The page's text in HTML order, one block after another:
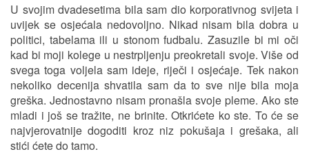
U svojim dvadesetima bila sam dio korporativnog svijeta i
uvijek se osjećala nedovoljno. Nikad nisam bila dobra u
politici, tabelama ili u stonom fudbalu. Zasuzile bi mi oči
kad bi moji kolege u nestrpljenju preokretali svoje. Više od
svega toga voljela sam ideje, riječi i osjećaje. Tek nakon
nekoliko decenija shvatila sam da to sve nije bila moja
greška. Jednostavno nisam pronašla svoje pleme. Ako ste
mladi i još se tražite, ne brinite. Otkrićete ko ste. To će se
najvjerovatnije dogoditi kroz niz pokušaja i grešaka, ali
stići ćete do tamo.